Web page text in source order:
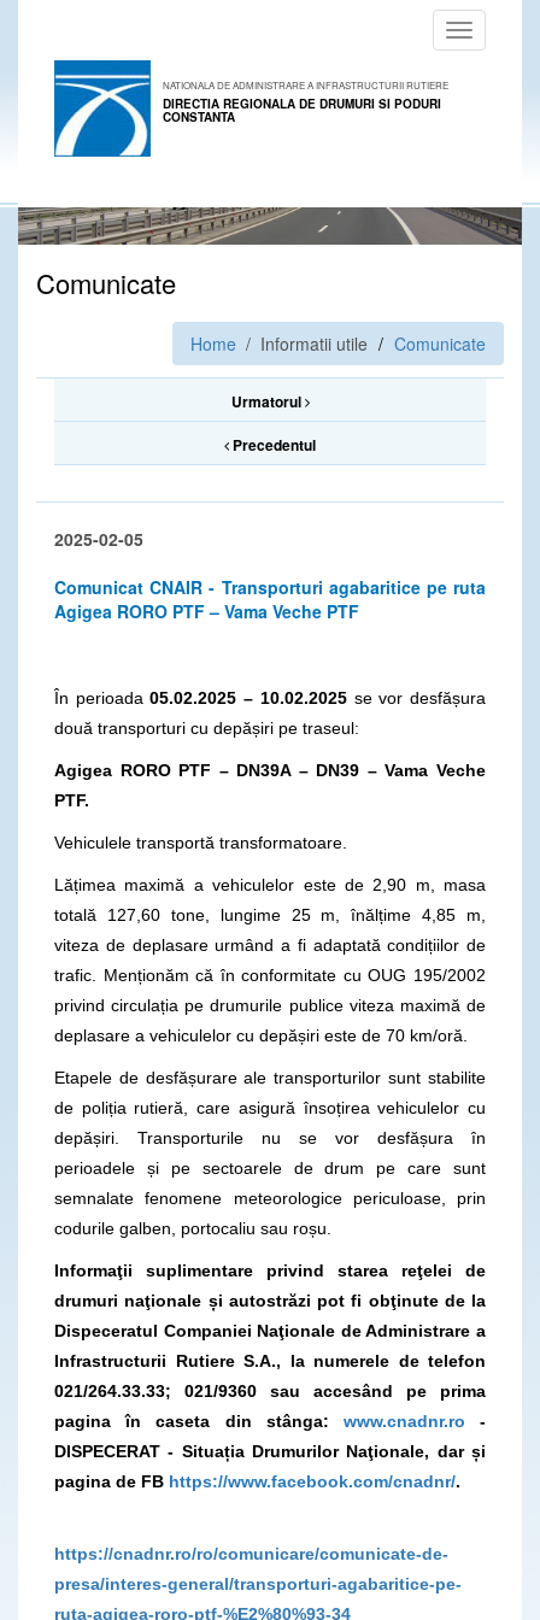
Toggle
navigation
NATIONALA DE ADMINISTRARE A INFRASTRUCTURII RUTIERE
DIRECTIA REGIONALA DE DRUMURI SI PODURI
CONSTANTA
Comunicate
Home / Informatii utile Comunicate
Urmatorul
Precedentul
2025-02-05
Comunicat CNAIR - Transporturi agabaritice pe ruta
Agigea RORO PTF – Vama Veche PTF
În perioada05.02.2025 – 10.02.2025se vor desfășura
două transporturi cu depășiri pe traseul:
Agigea RORO PTF – DN39A – DN39 – Vama Veche
PTF.
Vehiculele transportă transformatoare.
Lățimea maximă a vehiculelor este de 2,90 m, masa
totală 127,60 tone, lungime 25 m, înălțime 4,85 m,
viteza de deplasare urmând a fi adaptată condițiilor de
trafic. Menționăm că în conformitate cu OUG 195/2002
privind circulația pe drumurile publice viteza maximă de
deplasare a vehiculelor cu depășiri este de 70 km/oră.
Etapele de desfășurare ale transporturilor sunt stabilite
de poliția rutieră, care asigură însoțirea vehiculelor cu
depășiri. Transporturile nu se vor desfășura în
perioadele și pe sectoarele de drum pe care sunt
semnalate fenomene meteorologice periculoase, prin
codurile galben, portocaliu sau roșu.
Informaţii suplimentare privind starea reţelei de
drumuri naţionale și autostrăzi pot fi obţinute de la
Dispeceratul Companiei Naţionale de Administrare a
Infrastructurii Rutiere S.A., la numerele de telefon
021/264.33.33; 021/9360 sau accesând pe prima
pagina în caseta din stânga: www.cnadnr.ro -
DISPECERAT - Situația Drumurilor Naţionale, dar și
pagina de FB https://www.facebook.com/cnadnr/.
https://cnadnr.ro/ro/comunicare/comunicate-de-
presa/interes-general/transporturi-agabaritice-pe-
ruta-agigea-roro-ptf-%E2%80%93-34